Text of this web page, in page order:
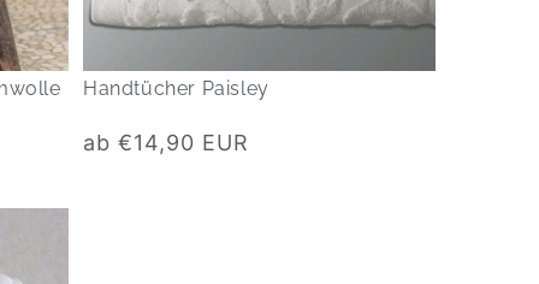
Handtücher Paisley
Normaler
ab €14,90 EUR